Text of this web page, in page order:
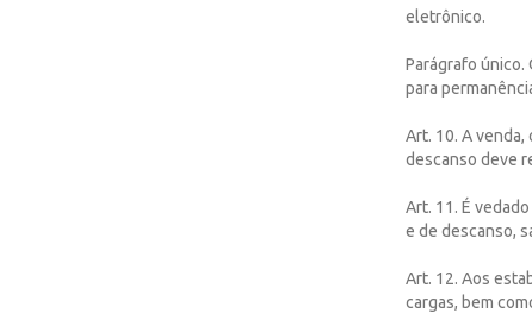
eletrônico.
Parágrafo único.
para
Art. 10. A
descanso deve
Art. 11. É
e de descanso,
Art. 12. Aos
cargas, bem